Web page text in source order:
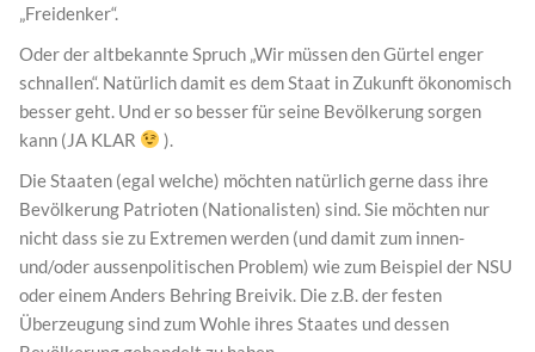
„Freidenker“.
Oder der altbekannte Spruch „Wir müssen den Gürtel enger
schnallen“. Natürlich damit es dem Staat in Zukunft ökonomisch
besser geht. Und er so besser für seine Bevölkerung sorgen
kann (JA KLAR
).
Die Staaten (egal welche) möchten natürlich gerne dass ihre
Bevölkerung Patrioten (Nationalisten) sind. Sie möchten nur
nicht dass sie zu Extremen werden (und damit zum innen-
und/oder aussenpolitischen Problem) wie zum Beispiel der NSU
oder einem Anders Behring Breivik. Die z.B. der festen
Überzeugung sind zum Wohle ihres Staates und dessen